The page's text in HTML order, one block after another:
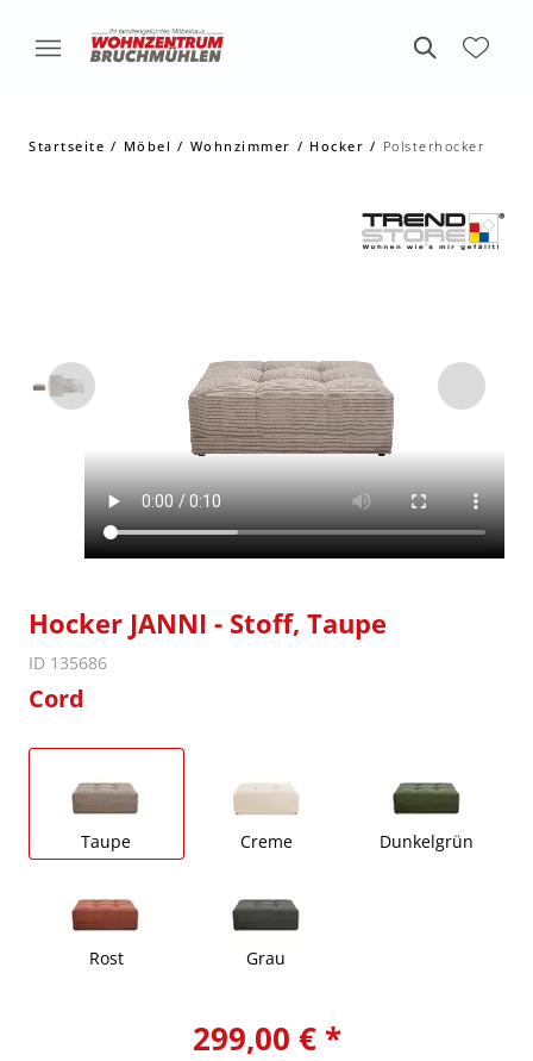
Startseite Möbel Wohnzimmer Hocker Polsterhocker
Hocker JANNI - Stoff, Taupe
ID 135686
Cord
Taupe Creme Dunkelgrün
Rost Grau
299,00 € *